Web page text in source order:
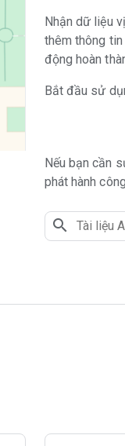
Nhận dữ liệu
thêm thông
động hoàn
Bắt đầu sử
Nếu bạn cần
phát hành